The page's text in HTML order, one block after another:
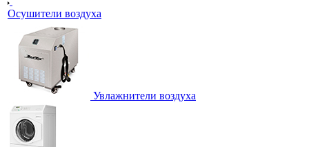
Осушители воздуха
Увлажнители воздуха